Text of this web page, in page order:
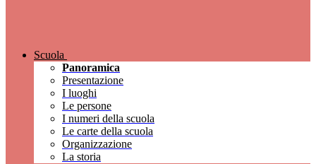
Scuola
Panoramica
Presentazione
I luoghi
Le persone
I numeri della scuola
Le carte della scuola
Organizzazione
La storia